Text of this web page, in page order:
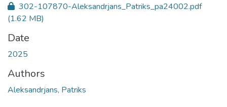
302-107870-Aleksandrjans_Patriks_pa24002.pdf
(1.62 MB)
Date
2025
Authors
Aleksandrjans, Patriks